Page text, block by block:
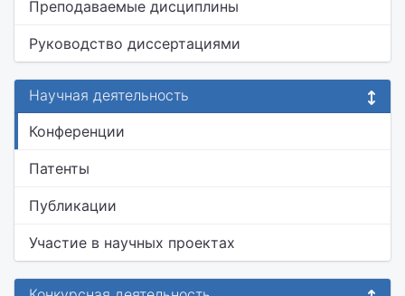
Преподаваемые дисциплины
Руководство диссертациями
Научная деятельность
Конференции
Патенты
Публикации
Участие в научных проектах